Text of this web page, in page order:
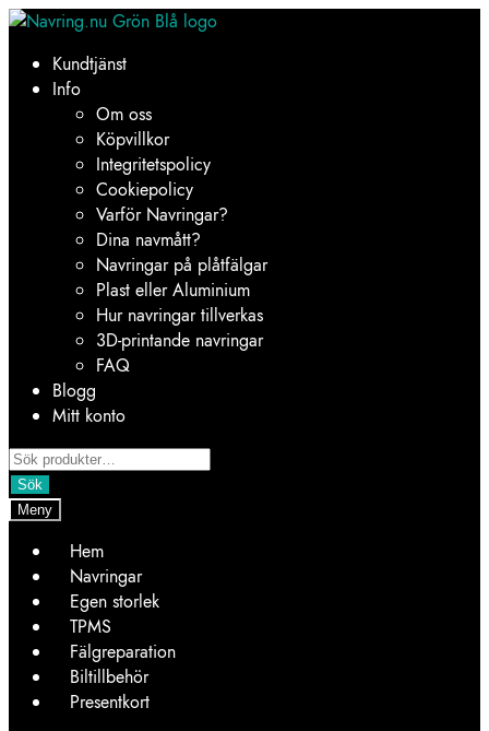
Hoppa
navigering
Hoppa
innehållKundtjänst
Info
Om oss
Köpvillkor
Integritetspolicy
Cookiepolicy
Varför Navringar?
Dina navmått?
Navringar på plåtfälgar
Plast eller Aluminium
Hur navringar tillverkas
3D-printande navringar
FAQ
Blogg
Mitt konto
Products
search
Sök
Meny
Hem
Navringar
Egen storlek
TPMS
Fälgreparation
Biltillbehör
Presentkort